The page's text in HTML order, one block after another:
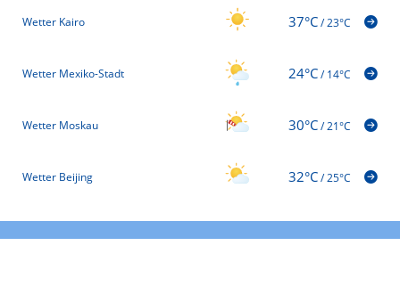
Wetter Kairo 37°C/23°C
Wetter Mexiko-Stadt 24°C/14°C
Wetter Moskau 30°C/21°C
Wetter Beijing 32°C/25°C